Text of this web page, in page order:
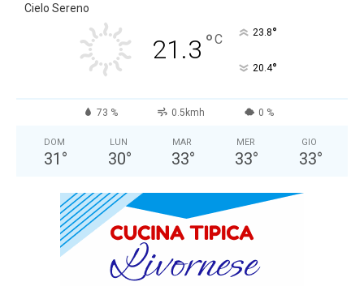
Cielo Sereno
21.3 °C 23.8°
20.4°
73 % 0.5kmh 0 %
DOM
31 °
LUN
30°
MAR
33°
MER
33°
GIO
33°